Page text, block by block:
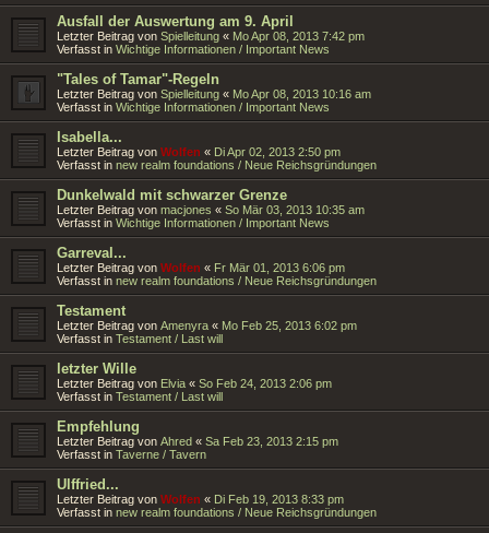
Ausfall der Auswertung am 9. April
Letzter Beitrag von Spielleitung « Mo Apr 08, 2013 7:42 pm
Verfasst in Wichtige Informationen / Important News
"Tales of Tamar"-Regeln
Letzter Beitrag von Spielleitung « Mo Apr 08, 2013 10:16 am
Verfasst in Wichtige Informationen / Important News
Isabella...
Letzter Beitrag von Wolfen « Di Apr 02, 2013 2:50 pm
Verfasst in new realm foundations / Neue Reichsgründungen
Dunkelwald mit schwarzer Grenze
Letzter Beitrag von macjones « So Mär 03, 2013 10:35 am
Verfasst in Wichtige Informationen / Important News
Garreval...
Letzter Beitrag von Wolfen « Fr Mär 01, 2013 6:06 pm
Verfasst in new realm foundations / Neue Reichsgründungen
Testament
Letzter Beitrag von Amenyra « Mo Feb 25, 2013 6:02 pm
Verfasst in Testament / Last will
letzter Wille
Letzter Beitrag von Elvia « So Feb 24, 2013 2:06 pm
Verfasst in Testament / Last will
Empfehlung
Letzter Beitrag von Ahred « Sa Feb 23, 2013 2:15 pm
Verfasst in Taverne / Tavern
Ulffried...
Letzter Beitrag von Wolfen « Di Feb 19, 2013 8:33 pm
Verfasst in new realm foundations / Neue Reichsgründungen